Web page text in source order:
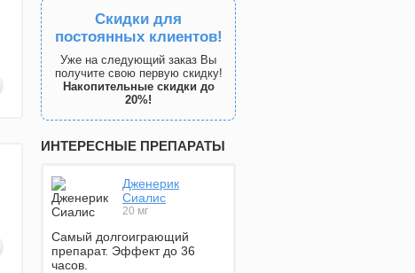
Скидки для
постоянных клиентов!
Уже на следующий заказ Вы
получите свою первую скидку!
Накопительные скидки до
20%!
ИНТЕРЕСНЫЕ ПРЕПАРАТЫ
Дженерик
Сиалис
20 мг
Самый долгоиграющий
препарат. Эффект до 36
часов.